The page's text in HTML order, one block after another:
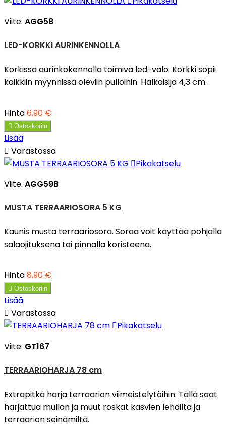
Viite: AGG58
LED-KORKKI AURINKENNOLLA
Korkissa aurinkokennolla toimiva led-valo. Korkki sopii
kaikkiin myynnissä oleviin pulloihin. Halkaisija 4,3 cm.
Hinta6,90 €
 Ostoskoriin
Lisää
 Varastossa
Pikakatselu
Viite: AGG59B
MUSTA TERRAARIOSORA 5 KG
Kaunis musta terraariosora. Soraa voit käyttää pohjalla
salaojituksena tai pinnalla koristeena.
Hinta8,90 €
 Ostoskoriin
Lisää
 Varastossa
Pikakatselu
Viite: GT167
TERRAARIOHARJA 78 cm
Extrapitkä harja terraarion viimeistelytöihin. Tällä saat
harjattua mullan ja muut roskat kasvien lehdiltä ja
terraarion seinämiltä.